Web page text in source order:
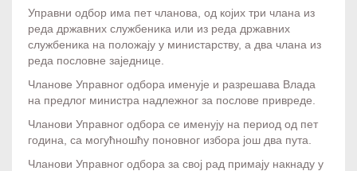
Управни одбор има пет чланова, од којих три члана из
реда државних службеника или из реда државних
службеника на положају у министарству, а два члана из
реда пословне заједнице.
Чланове Управног одбора именује и разрешава Влада
на предлог министра надлежног за послове привреде.
Чланови Управног одбора се именују на период од пет
година, са могућношћу поновног избора још два пута.
Чланови Управног одбора за свој рад примају накнаду у